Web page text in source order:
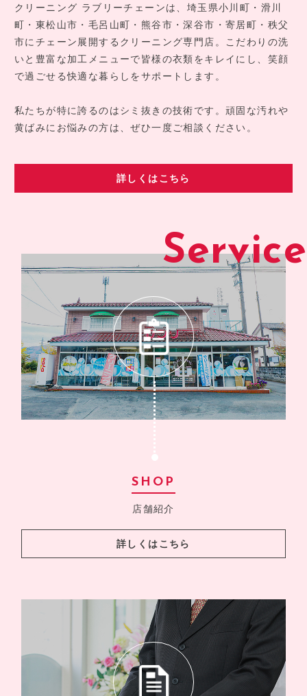
クリーニング ラブリーチェーンは、埼玉県小川町・滑川
町・東松山市・毛呂山町・熊谷市・深谷市・寄居町・秩父
市にチェーン展開するクリーニング専門店。こだわりの洗
いと豊富な加工メニューで皆様の衣類をキレイにし、笑顔
で過ごせる快適な暮らしをサポートします。
私たちが特に誇るのはシミ抜きの技術です。頑固な汚れや
黄ばみにお悩みの方は、ぜひ一度ご相談ください。
詳しくはこちら
Service
SHOP
店舗紹介
詳しくはこちら